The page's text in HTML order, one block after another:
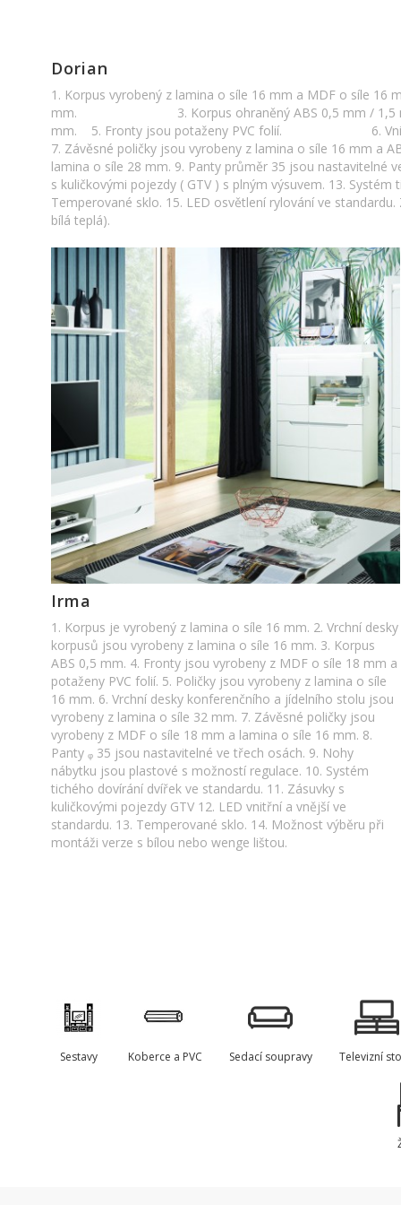
Dorian
1. Korpus vyrobený z lamina o síle 16 mm a MDF o síle 16
mm. 3. Korpus ohraněný ABS 0,5 mm /
mm. 5. Fronty jsou potaženy PVC folií. 6. Vnitřní
7. Závěsné poličky jsou vyrobeny z lamina o síle 16 mm a
lamina o síle 28 mm. 9. Panty průměr 35 jsou nastavitelné
s kuličkovými pojezdy ( GTV ) s plným výsuvem. 13.
Temperované sklo. 15. LED osvětlení rylování ve
bílá teplá).
Irma
1. Korpus je vyrobený z lamina o síle 16 mm. 2. Vrchní desky
korpusů jsou vyrobeny z lamina o síle 16 mm. 3. Korpus
ABS 0,5 mm. 4. Fronty jsou vyrobeny z MDF o síle 18 mm a
potaženy PVC folií. 5. Poličky jsou vyrobeny z lamina o síle
16 mm. 6. Vrchní desky konferenčního a jídelního stolu jsou
vyrobeny z lamina o síle 32 mm. 7. Závěsné poličky jsou
vyrobeny z MDF o síle 18 mm a lamina o síle 16 mm. 8.
Panty ᵩ 35 jsou nastavitelné ve třech osách. 9. Nohy
nábytku jsou plastové s možností regulace. 10. Systém
tichého dovírání dvířek ve standardu. 11. Zásuvky s
kuličkovými pojezdy GTV 12. LED vnitřní a vnější ve
standardu. 13. Temperované sklo. 14. Možnost výběru při
montáži verze s bílou nebo wenge lištou.
Sestavy Koberce a PVC Sedací soupravy Televizní